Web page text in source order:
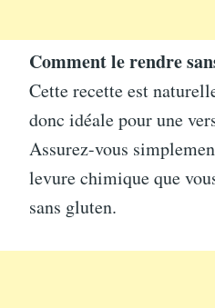
Comment le rendre
Cette recette est
donc idéale pour une
Assurez-vous
levure chimique que
sans gluten.